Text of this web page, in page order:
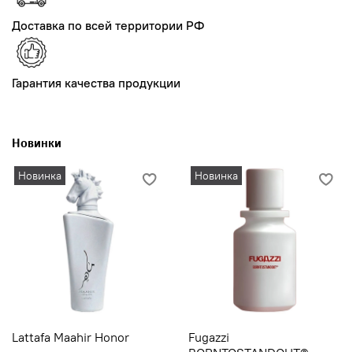
Доставка по всей территории РФ
Гарантия качества продукции
Новинки
Новинка
Lattafa Maahir Honor
Новинка
Fugazzi